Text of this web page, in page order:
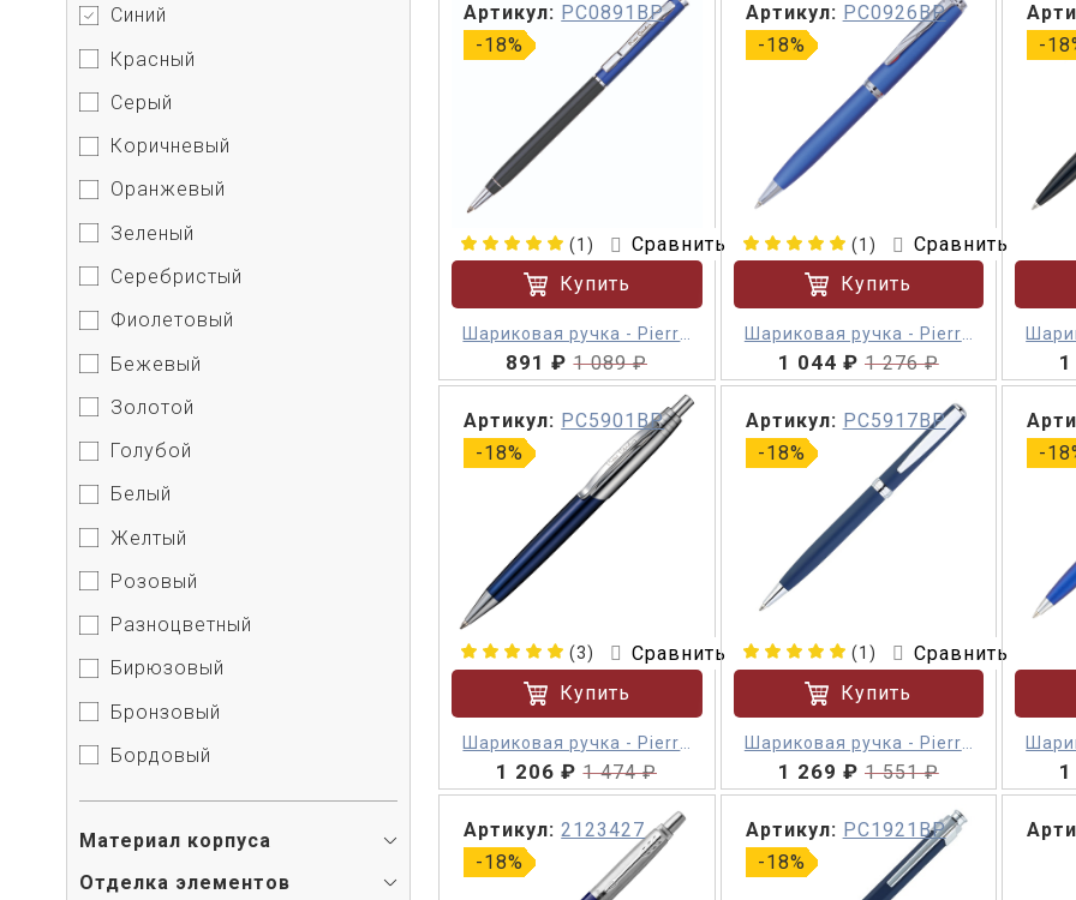
Синий
Красный
Серый
Коричневый
Оранжевый
Зеленый
Серебристый
Фиолетовый
Бежевый
Золотой
Голубой
Белый
Желтый
Розовый
Разноцветный
Бирюзовый
Бронзовый
Бордовый
Материал корпуса
Отделка элементов
-18%
Артикул: PC0891BP
(1)
Сравнить
Купить
Шариковая ручка - Pierre
Cardin Gamme M
891 ₽1 089 ₽
-18%
Артикул: PC0926BP
(1)
Сравнить
Купить
Шариковая ручка - Pierre
Cardin Gamme Classic
1 044 ₽ 1 276 ₽
-
-18%
Артикул: PC5901BP
(3)
Сравнить
Купить
Шариковая ручка - Pierre
Cardin Easy M
1 206 ₽1 474 ₽
-18%
Артикул: PC5917BP
(1)
Сравнить
Купить
Шариковая ручка - Pierre
Cardin Easy
1 269 ₽ 1 551 ₽
-
-18%
Артикул: 2123427
-18%
Артикул: PC1921BP